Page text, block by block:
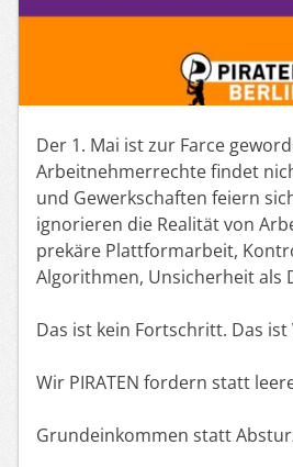
Der 1. Mai ist zur Farce
Arbeitnehmerrechte findet
und Gewerkschaften feiern
ignorieren die Realität von
prekäre Plattformarbeit,
Algorithmen, Unsicherheit als
Das ist kein Fortschritt. Das ist
Wir PIRATEN fordern statt
Grundeinkommen statt